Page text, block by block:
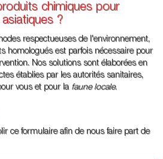
chimiques pour
?
respectueuses de l'environnement,
homologués est parfois nécessaire pour
Nos solutions sont élaborées en
établies par les autorités sanitaires,
vous et pour la faune locale.
ce formulaire afin de nous faire part de